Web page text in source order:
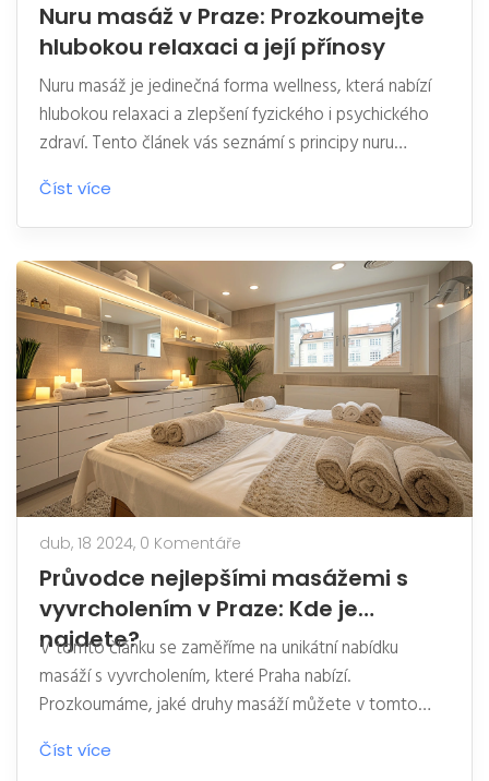
Nuru masáž v Praze: Prozkoumejte
hlubokou relaxaci a její přínosy
Nuru masáž je jedinečná forma wellness, která nabízí
hlubokou relaxaci a zlepšení fyzického i psychického
zdraví. Tento článek vás seznámí s principy nuru
masáže, jejími klíčovými přínosy a jak vybrat správné
studio v Praze. Také zjistíte, jaké techniky masérů
přispívají k maximálnímu uvolnění a prohloubení zážitku
z masáže.
Číst více
dub, 18 2024, 0 Komentáře
Průvodce nejlepšími masážemi s
vyvrcholením v Praze: Kde je
najdete?
V tomto článku se zaměříme na unikátní nabídku
masáží s vyvrcholením, které Praha nabízí.
Prozkoumáme, jaké druhy masáží můžete v tomto
historickém městě najít, a co byste měli vědět před
návštěvou takovýchto salónů. Zároveň podáme tipy
Číst více